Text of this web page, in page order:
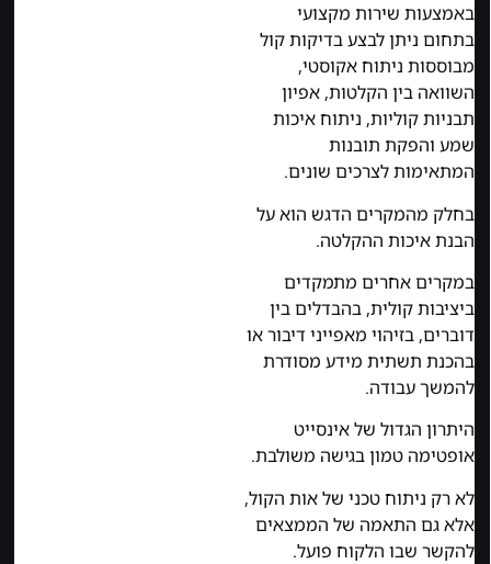
באמצעות שירות מקצועי
בתחום ניתן לבצע בדיקות קול
מבוססות ניתוח אקוסטי,
השוואה בין הקלטות, אפיון
תבניות קוליות, ניתוח איכות
שמע והפקת תובנות
המתאימות לצרכים שונים.
בחלק מהמקרים הדגש הוא על
הבנת איכות ההקלטה.
במקרים אחרים מתמקדים
ביציבות קולית, בהבדלים בין
דוברים, בזיהוי מאפייני דיבור או
בהכנת תשתית מידע מסודרת
להמשך עבודה.
היתרון הגדול של אינסייט
אופטימה טמון בגישה משולבת.
לא רק ניתוח טכני של אות הקול,
אלא גם התאמה של הממצאים
להקשר שבו הלקוח פועל.